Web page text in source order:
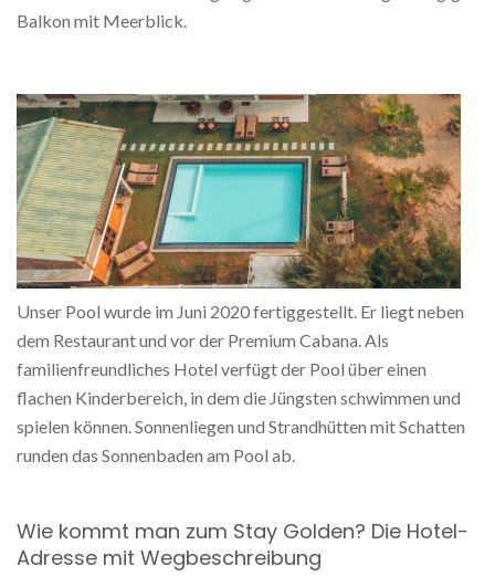
Balkon mit Meerblick.
Unser Pool wurde im Juni 2020 fertiggestellt. Er liegt neben
dem Restaurant und vor der Premium Cabana. Als
familienfreundliches Hotel verfügt der Pool über einen
flachen Kinderbereich, in dem die Jüngsten schwimmen und
spielen können. Sonnenliegen und Strandhütten mit Schatten
runden das Sonnenbaden am Pool ab.
Wie kommt man zum Stay Golden? Die Hotel-
Adresse mit Wegbeschreibung